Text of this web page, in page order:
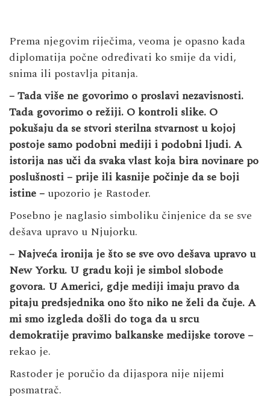
Prema njegovim riječima, veoma je opasno kada
diplomatija počne određivati ko smije da vidi,
snima ili postavlja pitanja.
– Tada više ne govorimo o proslavi nezavisnosti.
Tada govorimo o režiji. O kontroli slike. O
pokušaju da se stvori sterilna stvarnost u kojoj
postoje samo podobni mediji i podobni ljudi. A
istorija nas uči da svaka vlast koja bira novinare po
poslušnosti – prije ili kasnije počinje da se boji
istine – upozorio je Rastoder.
Posebno je naglasio simboliku činjenice da se sve
dešava upravo u Njujorku.
– Najveća ironija je što se sve ovo dešava upravo u
New Yorku. U gradu koji je simbol slobode
govora. U Americi, gdje mediji imaju pravo da
pitaju predsjednika ono što niko ne želi da čuje. A
mi smo izgleda došli do toga da u srcu
demokratije pravimo balkanske medijske torove –
rekao je.
Rastoder je poručio da dijaspora nije nijemi
posmatrač.